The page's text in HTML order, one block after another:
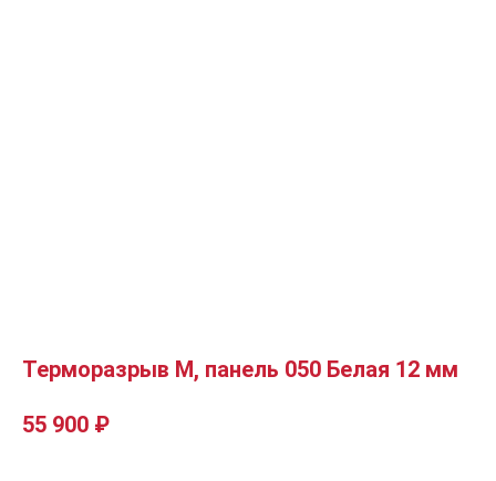
Терморазрыв М, панель 050 Белая 12 мм
55 900 ₽